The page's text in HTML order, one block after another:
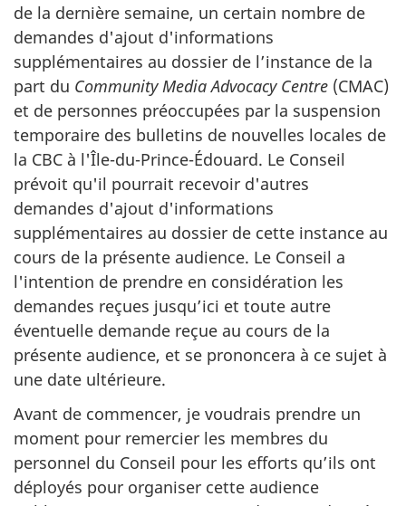
de la dernière semaine, un certain nombre de
demandes d'ajout d'informations
supplémentaires au dossier de l’instance de la
part du Community Media Advocacy Centre (CMAC)
et de personnes préoccupées par la suspension
temporaire des bulletins de nouvelles locales de
la CBC à l'Île-du-Prince-Édouard. Le Conseil
prévoit qu'il pourrait recevoir d'autres
demandes d'ajout d'informations
supplémentaires au dossier de cette instance au
cours de la présente audience. Le Conseil a
l'intention de prendre en considération les
demandes reçues jusqu’ici et toute autre
éventuelle demande reçue au cours de la
présente audience, et se prononcera à ce sujet à
une date ultérieure.
Avant de commencer, je voudrais prendre un
moment pour remercier les membres du
personnel du Conseil pour les efforts qu’ils ont
déployés pour organiser cette audience